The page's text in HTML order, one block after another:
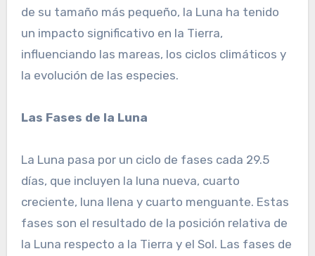
de su tamaño más pequeño, la Luna ha tenido
un impacto significativo en la Tierra,
influenciando las mareas, los ciclos climáticos y
la evolución de las especies.
Las Fases de la Luna
La Luna pasa por un ciclo de fases cada 29.5
días, que incluyen la luna nueva, cuarto
creciente, luna llena y cuarto menguante. Estas
fases son el resultado de la posición relativa de
la Luna respecto a la Tierra y el Sol. Las fases de